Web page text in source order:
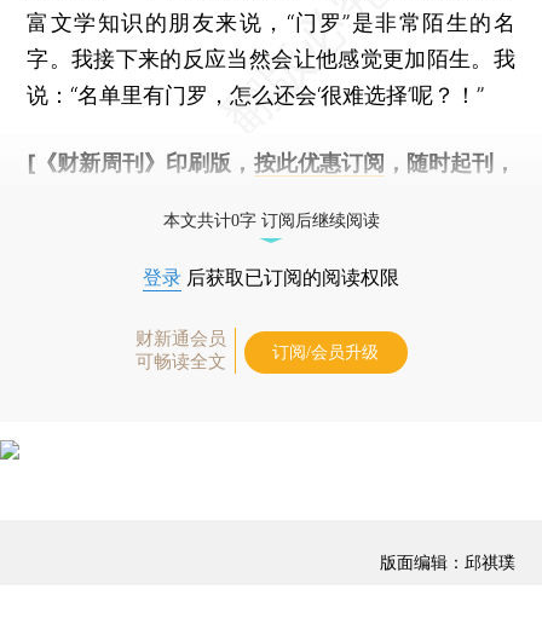
富文学知识的朋友来说，“门罗”是非常陌生的名
字。我接下来的反应当然会让他感觉更加陌生。我
说：“名单里有门罗，怎么还会‘很难选择’呢？！”
[《财新周刊》印刷版， 按此优惠订阅 ，随时起刊，
本文共计0字 订阅后继续阅读
登录 后获取已订阅的阅读权限
财新通会员
可畅读全文
订阅/会员升级
版面编辑：邱祺璞